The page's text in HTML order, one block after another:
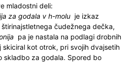
mladostni deli:
za godala v h-molu je izkaz
čudežnega dečka,
pa je nastala na podlagi drobnih
skiciral kot otrok, pri svojih dvajsetih
skladbo za godala. Spored bo